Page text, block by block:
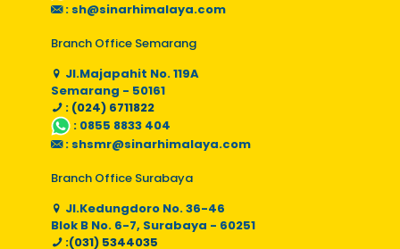
: sh@sinarhimalaya.com
Branch Office Semarang
Jl.Majapahit No. 119A
Semarang - 50161
: (024) 6711822
: 0855 8833 404
: shsmr@sinarhimalaya.com
Branch Office Surabaya
Jl.Kedungdoro No. 36-46
Blok B No. 6-7, Surabaya - 60251
:(031) 5344035